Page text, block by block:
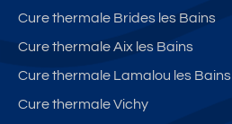
Cure thermale Brides les Bains
Cure thermale Aix les Bains
Cure thermale Lamalou les Bains
Cure thermale Vichy